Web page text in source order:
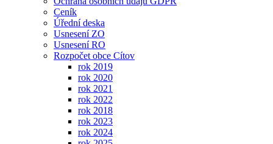
Ceník
Úřední deska
Usnesení ZO
Usnesení RO
Rozpočet obce Cítov
rok 2019
rok 2020
rok 2021
rok 2022
rok 2018
rok 2023
rok 2024